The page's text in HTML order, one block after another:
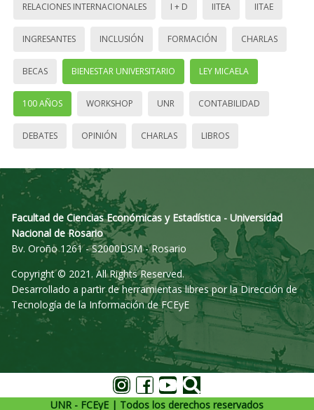
RELACIONES INTERNACIONALES I + D IITEA IITAE
INGRESANTES INCLUSIÓN FORMACIÓN CHARLAS
BECAS BIENESTAR UNIVERSITARIO LEY MICAELA
100 AÑOS WORKSHOP UNR CONTABILIDAD
DEBATES OPINIÓN CHARLAS LIBROS
Facultad de Ciencias Económicas y Estadística - Universidad
Nacional de Rosario
Bv. Oroño 1261 - S2000DSM - Rosario
Copyright © 2021. All Rights Reserved.
Desarrollado a partir de herramientas libres por la Dirección de
Tecnología de la Información de FCEyE
UNR - FCEyE | Todos los derechos reservados